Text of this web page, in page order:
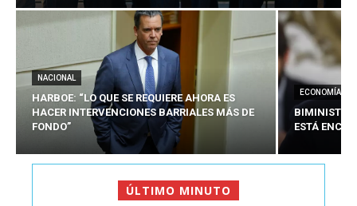
NACIONAL
HARBOE: “LO QUE SE REQUIERE AHORA ES
HACER INTERVENCIONES BARRIALES MÁS DE
FONDO”
ECONOMÍA
BIMINISTRO
ESTÁ
ÚLTIMO MINUTO